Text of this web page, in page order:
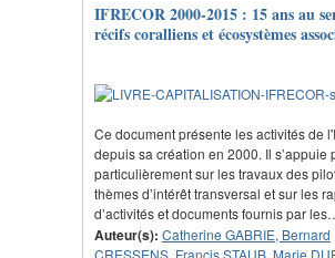
IFRECOR 2000-2015 : 15 ans au
récifs coralliens et écosystèmes
Ce document présente les activités de
depuis sa création en 2000. Il s’appuie
particulièrement sur les travaux des
thèmes d’intérêt transversal et sur les
d’activités et documents fournis par
Auteur(s): Catherine GABRIE, Bernard